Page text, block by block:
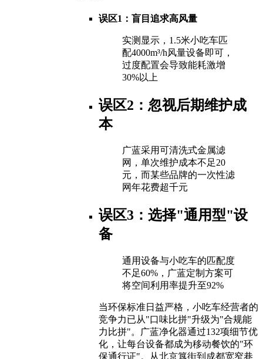
误区1：盲目追求高风量
实测显示，1.5米小吃车匹
配4000m³/h风量设备即可，
过度配置会导致能耗激增
30%以上
误区2：忽视后期维护成
本
广蓝采用可清洗式金属滤
网，单次维护成本不足20
元，而某些品牌的一次性滤
网年花费超千元
误区3：选择"通用型"设
备
通用设备与小吃车的匹配度
不足60%，广蓝定制方案可
将空间利用率提升至92%
当环保标准日益严格，小吃车经营者的
竞争力已从"口味比拼"升级为"合规能
力比拼"。广蓝净化器通过132项细节优
化，让每台设备都成为移动餐饮的"环
保通行证"。从北京簋街到成都宽窄巷